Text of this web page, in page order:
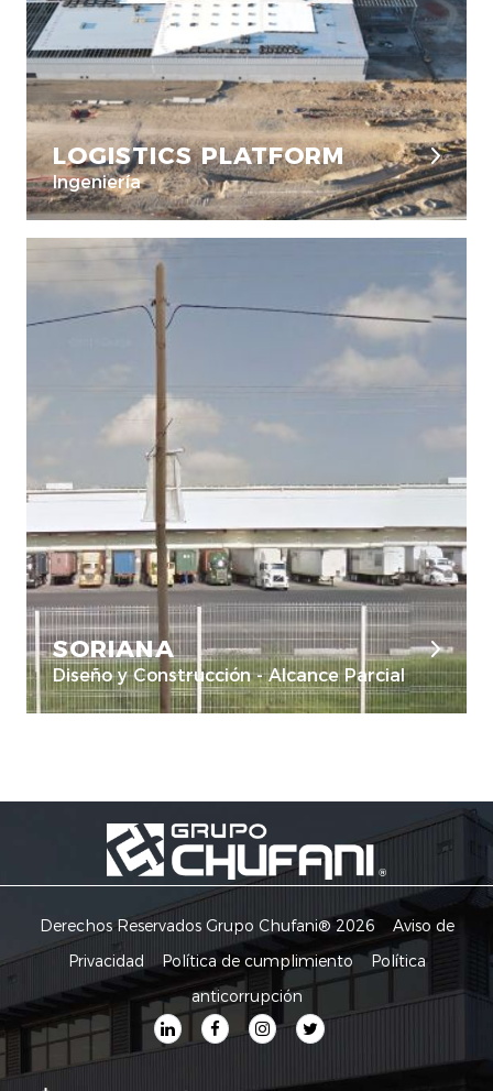
LOGISTICS PLATFORM
Ingeniería
SORIANA
Diseño y Construcción - Alcance Parcial
Derechos Reservados Grupo Chufani® 2026 Aviso de
Privacidad
Política de cumplimiento
Política
anticorrupción